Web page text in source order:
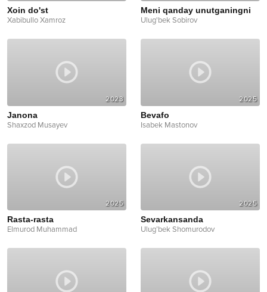
Xoin do'st
Xabibullo Xamroz
Meni qanday unutganingni
Ulug'bek Sobirov
2023
Janona
Shaxzod Musayev
2025
Bevafo
Isabek Mastonov
2025
Rasta-rasta
Elmurod Muhammad
2025
Sevarkansanda
Ulug’bek Shomurodov